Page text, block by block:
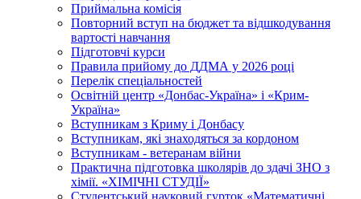
Приймальна комісія
Повторний вступ на бюджет та відшкодування
вартості навчання
Підготовчі курси
Правила прийому до ДДМА у 2026 році
Перелік спеціальностей
Освітній центр «Донбас-Україна» і «Крим-
Україна»
Вступникам з Криму і Донбасу
Вступникам, які знаходяться за кордоном
Вступникам - ветеранам війни
Практична підготовка школярів до здачі ЗНО з
хімії. «ХІМІЧНІ СТУДІЇ»
Студентський науковий гурток «Математичні